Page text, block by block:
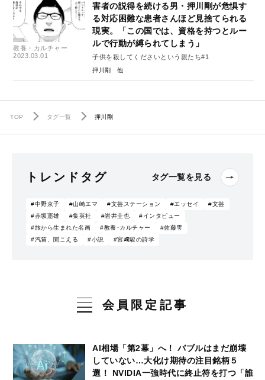
教養・カルチャー
2023.03.01
害者の説得を続ける男・押川剛が危惧す
る対応困難な患者さんほど見捨てられる
現実。「この国では、資格を持つとルー
ルで行動が縛られてしまう」
子供を殺してくださいという親たち#1
押川剛
TOP タグ一覧 押川剛
トレンドタグ タグ一覧を見る
#中野京子 #山崎エマ #文芸ステーション #エッセイ
#文芸
#赤坂憲雄
#集英社 #岩井圭也
#インタビュー
#旅から生まれた名画
#教養･カルチャー
#佐藤雫
#汽笛、聞こえる
#小説 #宮﨑駿の詩学
会員限定記事
AI相場「第2幕」へ！ バブルはまだ崩壊
していない…大化け期待の注目銘柄５
選！ NVIDIA一強時代に終止符を打つ「誰